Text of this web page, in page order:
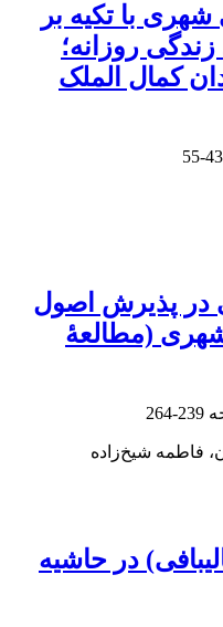
با تکیه بر
روزانه؛
کمال‏ الملک
43-55
پذیرش اصول
(مطالعۀ
239-264
فاطمه شیخ‌زاده
در حاشیه